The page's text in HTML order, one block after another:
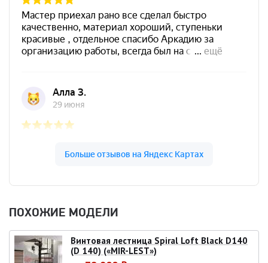
ПОХОЖИЕ МОДЕЛИ
Винтовая лестница Spiral Loft Black D140
(D 140) («MIR-LEST»)